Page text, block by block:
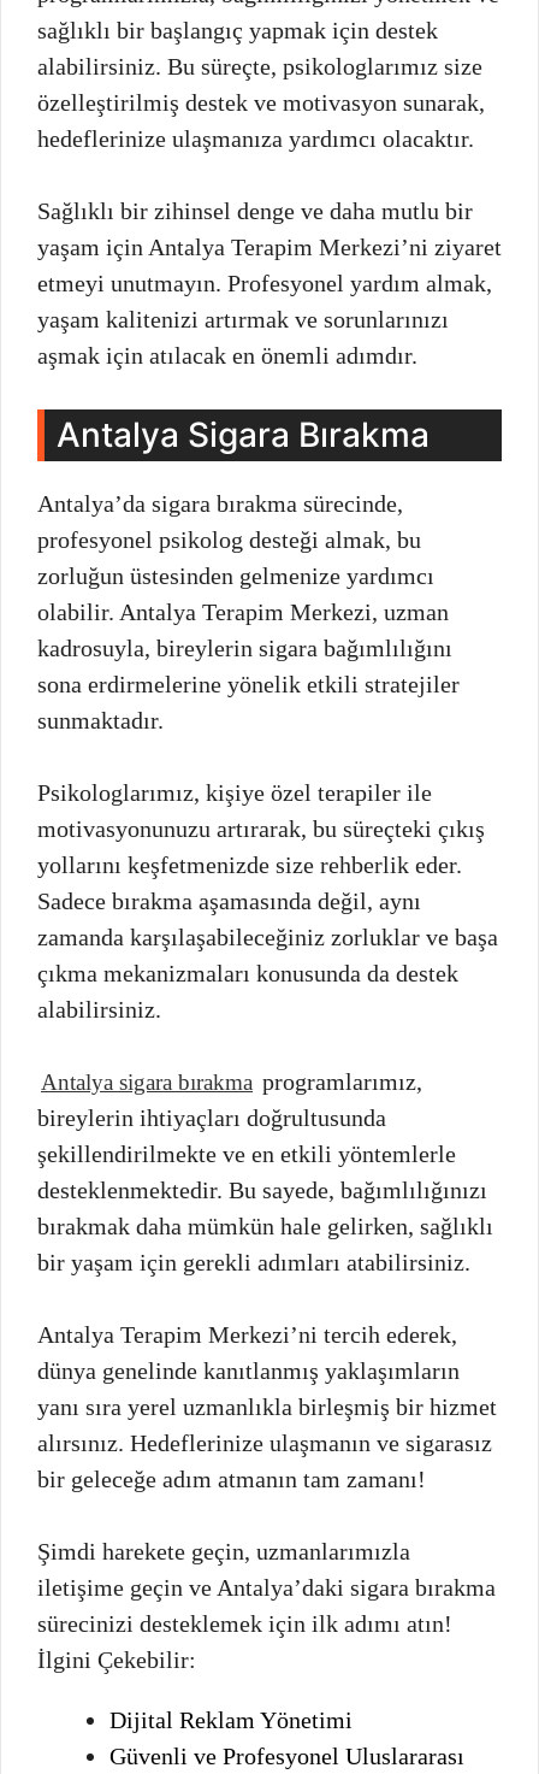
sağlıklı bir başlangıç yapmak için destek
alabilirsiniz. Bu süreçte, psikologlarımız size
özelleştirilmiş destek ve motivasyon sunarak,
hedeflerinize ulaşmanıza yardımcı olacaktır.
Sağlıklı bir zihinsel denge ve daha mutlu bir
yaşam için Antalya Terapim Merkezi’ni ziyaret
etmeyi unutmayın. Profesyonel yardım almak,
yaşam kalitenizi artırmak ve sorunlarınızı
aşmak için atılacak en önemli adımdır.
Antalya Sigara Bırakma
Antalya’da sigara bırakma sürecinde,
profesyonel psikolog desteği almak, bu
zorluğun üstesinden gelmenize yardımcı
olabilir. Antalya Terapim Merkezi, uzman
kadrosuyla, bireylerin sigara bağımlılığını
sona erdirmelerine yönelik etkili stratejiler
sunmaktadır.
Psikologlarımız, kişiye özel terapiler ile
motivasyonunuzu artırarak, bu süreçteki çıkış
yollarını keşfetmenizde size rehberlik eder.
Sadece bırakma aşamasında değil, aynı
zamanda karşılaşabileceğiniz zorluklar ve başa
çıkma mekanizmaları konusunda da destek
alabilirsiniz.
Antalya sigara bırakma programlarımız,
bireylerin ihtiyaçları doğrultusunda
şekillendirilmekte ve en etkili yöntemlerle
desteklenmektedir. Bu sayede, bağımlılığınızı
bırakmak daha mümkün hale gelirken, sağlıklı
bir yaşam için gerekli adımları atabilirsiniz.
Antalya Terapim Merkezi’ni tercih ederek,
dünya genelinde kanıtlanmış yaklaşımların
yanı sıra yerel uzmanlıkla birleşmiş bir hizmet
alırsınız. Hedeflerinize ulaşmanın ve sigarasız
bir geleceğe adım atmanın tam zamanı!
Şimdi harekete geçin, uzmanlarımızla
iletişime geçin ve Antalya’daki sigara bırakma
sürecinizi desteklemek için ilk adımı atın!
İlgini Çekebilir:
Dijital Reklam Yönetimi
Güvenli ve Profesyonel Uluslararası